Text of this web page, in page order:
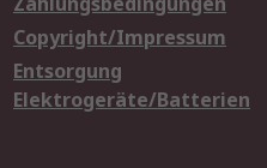
Copyright/Impressum
Entsorgung
Elektrogeräte/Batterien